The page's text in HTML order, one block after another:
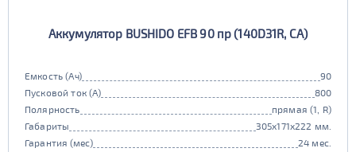
Аккумулятор BUSHIDO EFB 90 пр (140D31R, CA)
Емкость (Ач)
90
Пусковой ток (А)
800
Полярность
прямая (1, R)
Габариты
305x171x222 мм.
Гарантия (мес)
24 мес.